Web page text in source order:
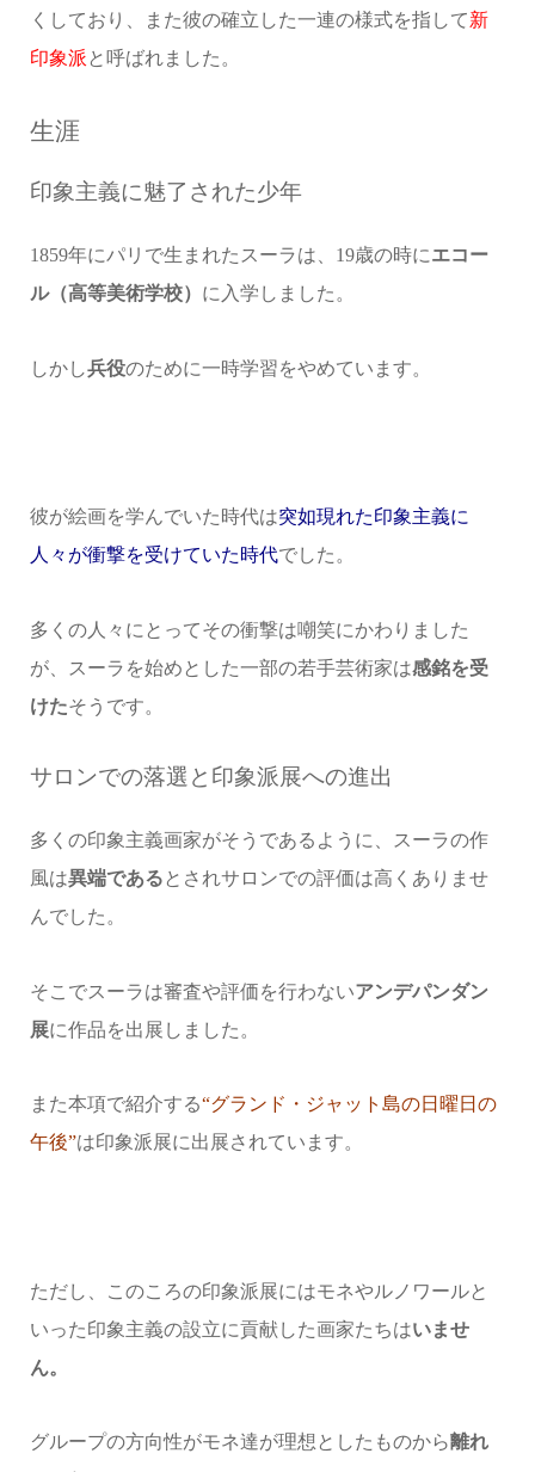
くしており、また彼の確立した一連の様式を指して新
印象派 と呼ばれました。
生涯
印象主義に魅了された少年
1859年にパリで生まれたスーラは、19歳の時にエコー
ル（高等美術学校） に入学しました。
しかし兵役のために一時学習をやめています。
彼が絵画を学んでいた時代は突如現れた印象主義に
人々が衝撃を受けていた時代でした。
多くの人々にとってその衝撃は嘲笑にかわりました
が、スーラを始めとした一部の若手芸術家は感銘を受
けたそうです。
サロンでの落選と印象派展への進出
多くの印象主義画家がそうであるように、スーラの作
風は異端である とされサロンでの評価は高くありませ
んでした。
そこでスーラは審査や評価を行わないアンデパンダン
展に作品を出展しました。
また本項で紹介する“グランド・ジャット島の日曜日の
午後”は印象派展に出展されています。
ただし、このころの印象派展にはモネやルノワールと
いった印象主義の設立に貢献した画家たちはいませ
ん。
グループの方向性がモネ達が理想としたものから離れ